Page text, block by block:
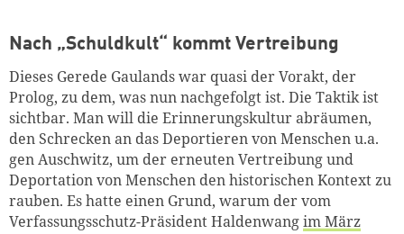
Nach „Schuldkult“ kommt Vertreibung
Dieses Gerede Gaulands war quasi der Vorakt, der
Prolog, zu dem, was nun nachgefolgt ist. Die Taktik ist
sichtbar. Man will die Erinnerungskultur abräumen,
den Schrecken an das Deportieren von Menschen u.a.
gen Auschwitz, um der erneuten Vertreibung und
Deportation von Menschen den historischen Kontext zu
rauben. Es hatte einen Grund, warum der vom
Verfassungsschutz-Präsident Haldenwangim März